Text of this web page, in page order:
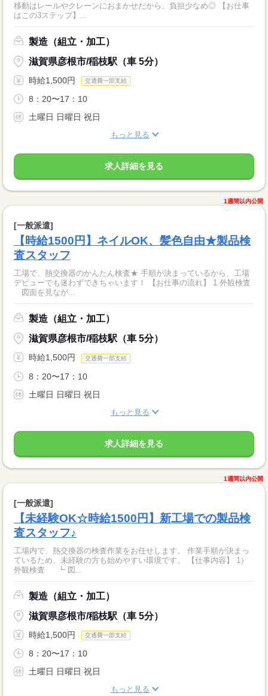
移動はレールやクレーンにおまかせだから、負担少なめ◎ 【お仕事
はこの3ステップ】...
製造（組立・加工）
滋賀県彦根市/稲枝駅（車 5分）
時給1,500円 交通費一部支給
8：20〜17：10
土曜日 日曜日 祝日
もっと見る
求人詳細を見る
1週間以内公開
[一般派遣]
【時給1500円】ネイルOK、髪色自由★製品検
査スタッフ
工場で、熱交換器のかんたん検査★ 手順が決まっているから、工場
デビューでも迷わずできちゃいます！ 【お仕事の流れ】 1.外観検査
図面を見なが...
製造（組立・加工）
滋賀県彦根市/稲枝駅（車 5分）
時給1,500円 交通費一部支給
8：20〜17：10
土曜日 日曜日 祝日
もっと見る
求人詳細を見る
1週間以内公開
[一般派遣]
【未経験OK☆時給1500円】新工場での製品検
査スタッフ♪
工場内で、熱交換器の検査作業をお任せします。 作業手順が決まっ
ているため、未経験の方も始めやすい環境です。 【仕事内容】 1）
外観検査 ┗ 図...
製造（組立・加工）
滋賀県彦根市/稲枝駅（車 5分）
時給1,500円 交通費一部支給
8：20〜17：10
土曜日 日曜日 祝日
もっと見る